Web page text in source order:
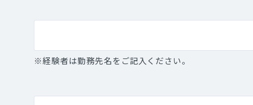
※経験者は勤務先名をご記入ください。